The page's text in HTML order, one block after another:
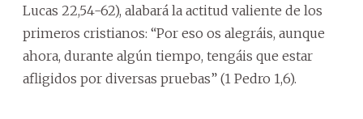
Lucas 22,54-62), alabará la actitud valiente de los
primeros cristianos: “Por eso os alegráis, aunque
ahora, durante algún tiempo, tengáis que estar
afligidos por diversas pruebas” (1 Pedro 1,6).